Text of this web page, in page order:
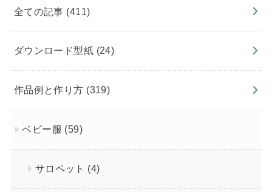
全ての記事 (411)
ダウンロード型紙 (24)
作品例と作り方 (319)
ベビー服 (59)
サロペット (4)